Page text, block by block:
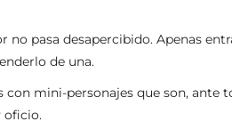
no pasa desapercibido. Apenas
de una.
con mini-personajes que son,
oficio.